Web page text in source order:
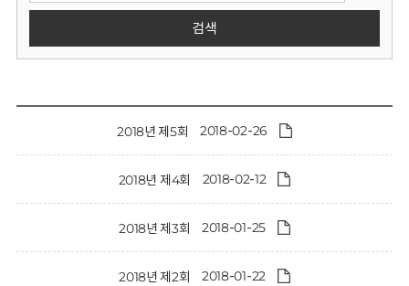
회
검색
2018년 제5회 2018-02-26
2018년 제4회 2018-02-12
2018년 제3회 2018-01-25
2018년 제2회 2018-01-22